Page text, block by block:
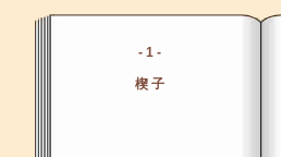
- 1 -
楔 子